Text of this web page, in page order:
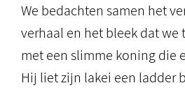
We bedachten samen het
verhaal en het bleek dat we
met een slimme koning die
Hij liet zijn lakei een ladder